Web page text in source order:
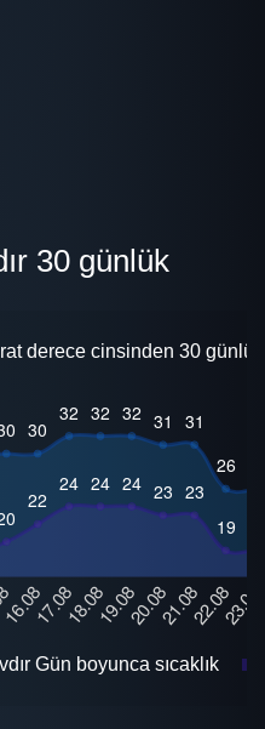
30 günlük
derece cinsinden 30 günlük
Gün boyunca sıcaklık